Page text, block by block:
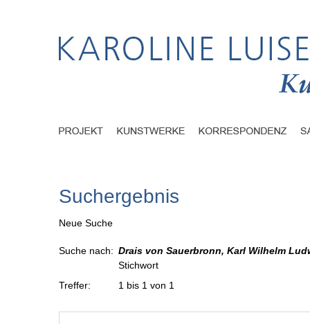
Suchergebnis
Neue Suche
Suche nach: Drais von Sauerbronn, Karl Wilhelm
Stichwort
Treffer:
1 bis 1 von 1